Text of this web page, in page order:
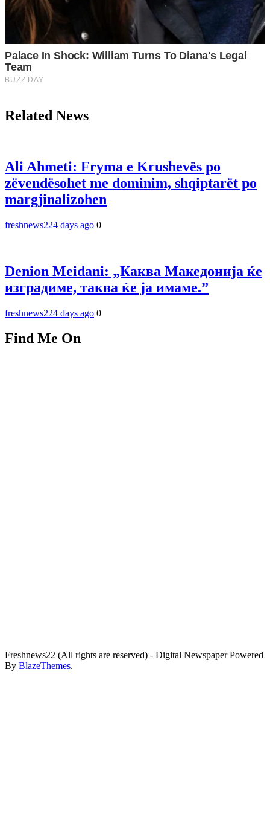
Related News
Ali Ahmeti: Fryma e Krushevës po
zëvendësohet me dominim, shqiptarët po
margjinalizohen
freshnews224 days ago 0
Denion Meidani: „Каква Македонија ќе
изградиме, таква ќе ја имаме.”
freshnews224 days ago 0
Find Me On
Freshnews22 (All rights are reserved) - Digital Newspaper Powered
By BlazeThemes.